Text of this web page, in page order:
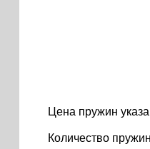
Цена пружин
Количество